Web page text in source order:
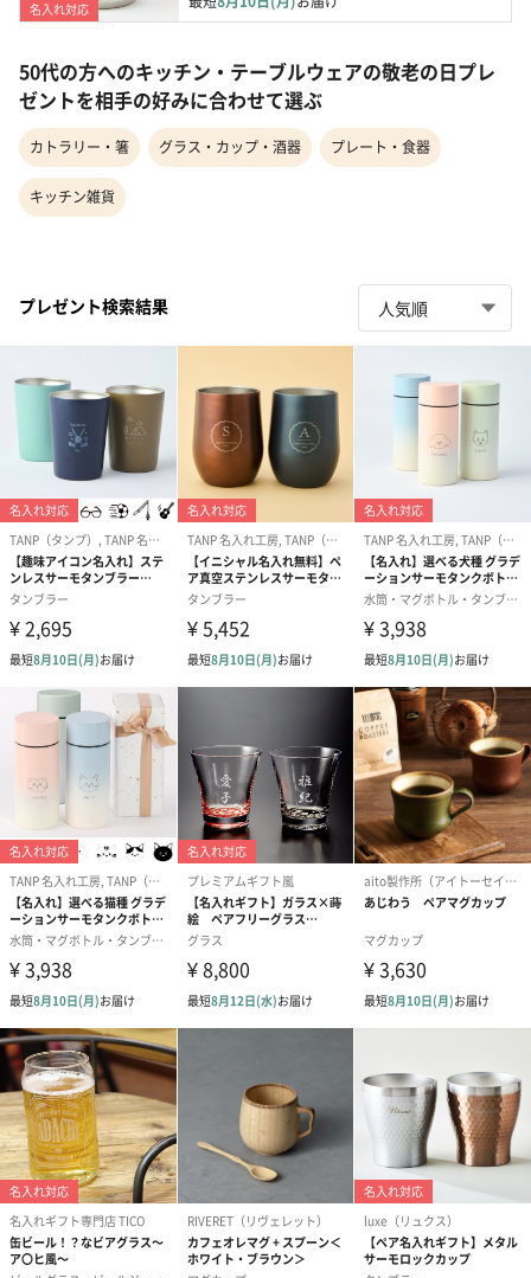
名入れ対応
50代の方へのキッチン・テーブルウェアの敬老の日プレ
ゼントを相手の好みに合わせて選ぶ
カトラリー・箸 グラス・カップ・酒器 プレート・食器
キッチン雑貨
プレゼント検索結果